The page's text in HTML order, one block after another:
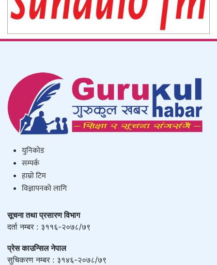
युनिकाेड
सम्पर्क
हाम्राे टिम
विज्ञापनको लागि
सूचना तथा प्रसारण विभाग
दर्ता नम्बर : ३११६-२०७८/७९
प्रेस काउन्सिल नेपाल
सुचिकरण नम्बर : ३१४६-२०७८/७९